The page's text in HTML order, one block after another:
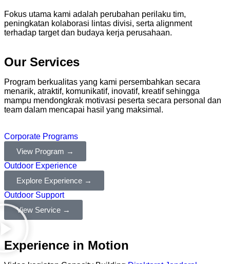
Fokus utama kami adalah perubahan perilaku tim,
peningkatan kolaborasi lintas divisi, serta alignment
terhadap target dan budaya kerja perusahaan.
Our Services
Program berkualitas yang kami persembahkan secara
menarik, atraktif, komunikatif, inovatif, kreatif sehingga
mampu mendongkrak motivasi peserta secara personal dan
team dalam mencapai hasil yang maksimal.
Corporate Programs
View Program →
Outdoor Experience
Explore Experience →
Outdoor Support
View Service →
Experience in Motion